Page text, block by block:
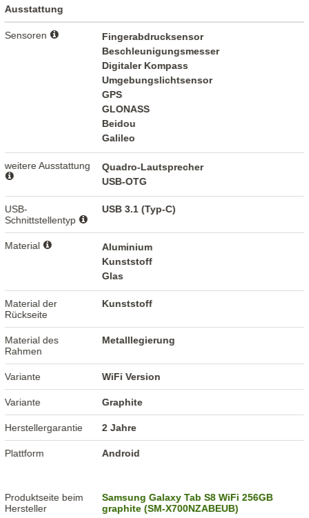
Ausstattung
Sensoren
Fingerabdrucksensor
Beschleunigungsmesser
Digitaler Kompass
Umgebungslichtsensor
GPS
GLONASS
Beidou
Galileo
weitere Ausstattung
Quadro-Lautsprecher
USB-OTG
USB-
Schnittstellentyp
USB 3.1 (Typ-C)
Material
Aluminium
Kunststoff
Glas
Material der
Rückseite
Kunststoff
Material des
Rahmen
Metalllegierung
Variante WiFi Version
Variante Graphite
Herstellergarantie 2 Jahre
Plattform Android
Produktseite beim
Hersteller
Samsung Galaxy Tab S8 WiFi 256GB
graphite (SM-X700NZABEUB)